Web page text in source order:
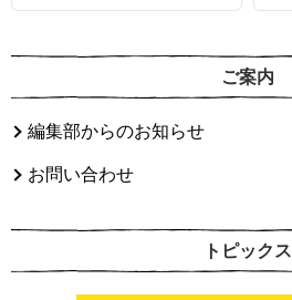
ご案内
編集部からのお知らせ
お問い合わせ
トピックス